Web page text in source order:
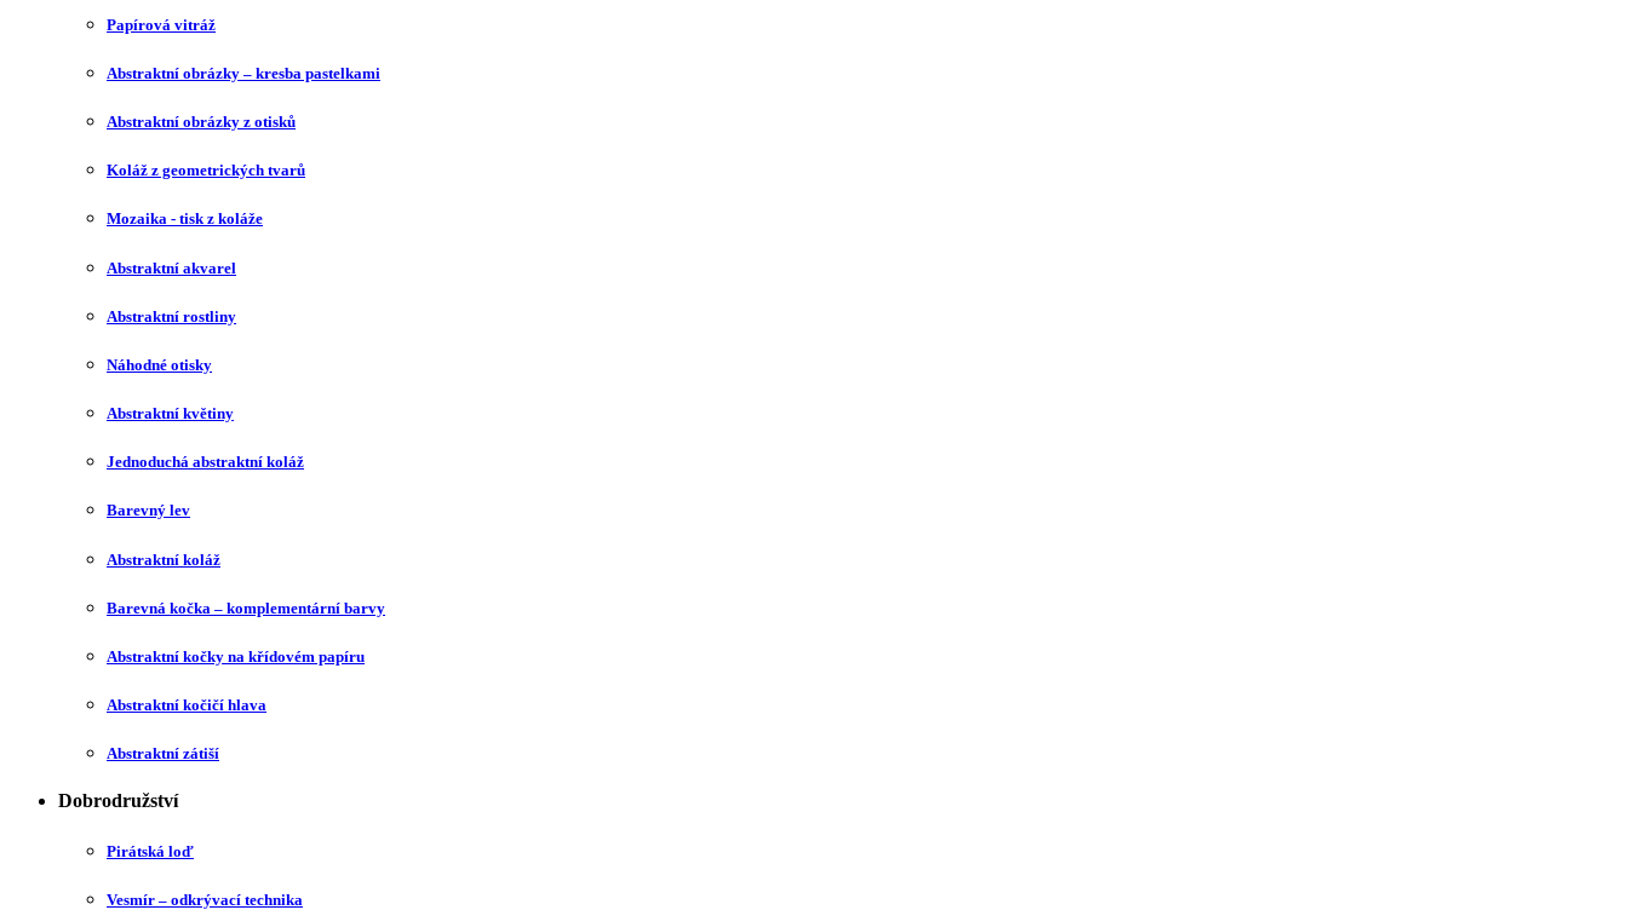
Papírová vitráž
Abstraktní obrázky – kresba pastelkami
Abstraktní obrázky z otisků
Koláž z geometrických tvarů
Mozaika - tisk z koláže
Abstraktní akvarel
Abstraktní rostliny
Náhodné otisky
Abstraktní květiny
Jednoduchá abstraktní koláž
Barevný lev
Abstraktní koláž
Barevná kočka – komplementární barvy
Abstraktní kočky na křídovém papíru
Abstraktní kočičí hlava
Abstraktní zátiší
Dobrodružství
Pirátská loď
Vesmír – odkrývací technika